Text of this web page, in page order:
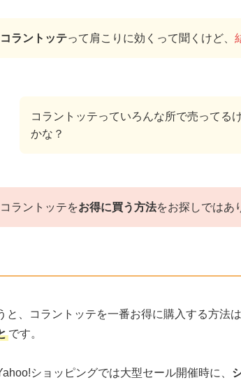
コラントッテって肩こりに効くって聞くけど、
コラントッテっていろんな所で売ってるけ
かな？
コラントッテをお得に買う方法をお探しではあ
と、コラントッテを一番お得に購入する方法は
です。
ショッピングでは大型セール開催時に、